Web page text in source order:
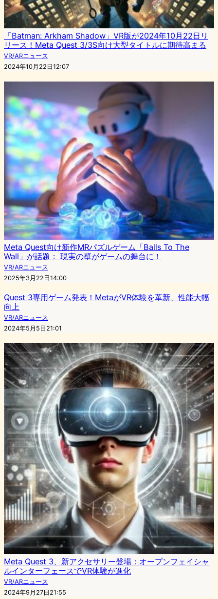
「Batman: Arkham Shadow」VR版が2024年10月22日リ
リース！Meta Quest 3/3S向け大型タイトルに期待高まる
VR/ARニュース
2024年10月22日12:07
Meta Quest向け新作MRパズルゲーム「Balls To The
Wall」が話題： 現実の壁がゲームの舞台に！
VR/ARニュース
2025年3月22日14:00
Quest 3専用ゲーム発表！MetaがVR体験を革新、性能大幅
向上
VR/ARニュース
2024年5月5日21:01
Meta Quest 3、新アクセサリー登場：オープンフェイシャ
ルインターフェースでVR体験が進化
VR/ARニュース
2024年9月27日21:55